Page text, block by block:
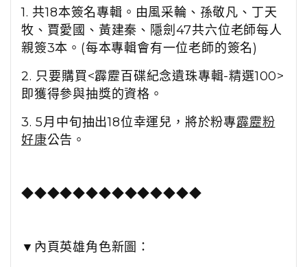
1. 共18本簽名專輯。 由風采輪、孫敬凡、丁天
牧、賈愛國、黃建秦、隱劍47共六位老師每人
親簽3本。(每本專輯會有一位老師的簽名)
2. 只要購買<霹靂百碟紀念遺珠專輯-精選100>
即獲得參與抽獎的資格。
3. 5月中旬抽出18位幸運兒， 將於粉專霹靂粉
好康公告。
◆◆◆◆◆◆◆◆◆◆◆◆◆◆
▼ 內頁英雄角色新圖：